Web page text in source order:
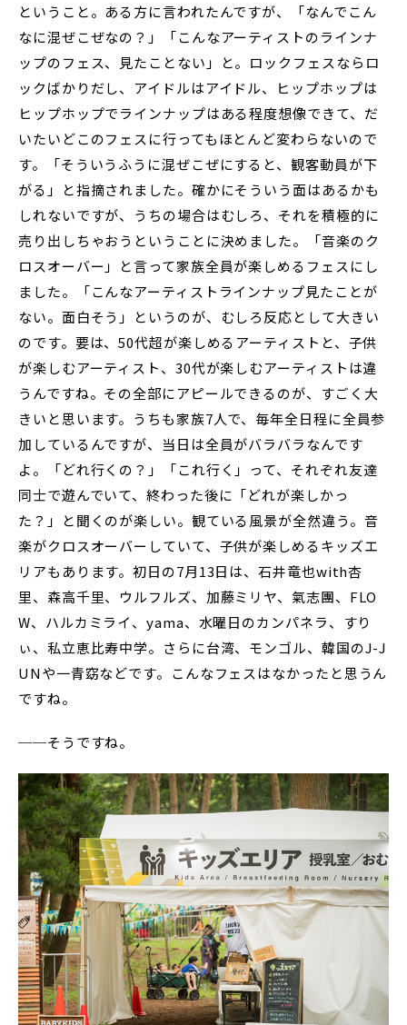
ということ。ある方に言われたんですが、「なんでこん
なに混ぜこぜなの？」「こんなアーティストのラインナ
ップのフェス、見たことない」と。ロックフェスならロ
ックばかりだし、アイドルはアイドル、ヒップホップは
ヒップホップでラインナップはある程度想像できて、だ
いたいどこのフェスに行ってもほとんど変わらないので
す。「そういうふうに混ぜこぜにすると、観客動員が下
がる」と指摘されました。確かにそういう面はあるかも
しれないですが、うちの場合はむしろ、それを積極的に
売り出しちゃおうということに決めました。「音楽のク
ロスオーバー」と言って家族全員が楽しめるフェスにし
ました。「こんなアーティストラインナップ見たことが
ない。面白そう」というのが、むしろ反応として大きい
のです。要は、50代超が楽しめるアーティストと、子供
が楽しむアーティスト、30代が楽しむアーティストは違
うんですね。その全部にアピールできるのが、すごく大
きいと思います。うちも家族7人で、毎年全日程に全員参
加しているんですが、当日は全員がバラバラなんです
よ。「どれ行くの？」「これ行く」って、それぞれ友達
同士で遊んでいて、終わった後に「どれが楽しかっ
た？」と聞くのが楽しい。観ている風景が全然違う。音
楽がクロスオーバーしていて、子供が楽しめるキッズエ
リアもあります。初日の7月13日は、石井竜也with杏
里、森高千里、ウルフルズ、加藤ミリヤ、氣志團、FLO
W、ハルカミライ、yama、水曜日のカンパネラ、すり
ぃ、私立恵比寿中学。さらに台湾、モンゴル、韓国のJ-J
UNや一青窈などです。こんなフェスはなかったと思うん
ですね。
──そうですね。